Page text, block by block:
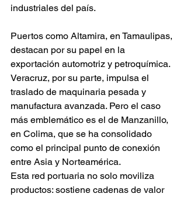
industriales del país.
Puertos como Altamira, en Tamaulipas,
destacan por su papel en la
exportación automotriz y petroquímica.
Veracruz, por su parte, impulsa el
traslado de maquinaria pesada y
manufactura avanzada. Pero el caso
más emblemático es el de Manzanillo,
en Colima, que se ha consolidado
como el principal punto de conexión
entre Asia y Norteamérica.
Esta red portuaria no solo moviliza
productos: sostiene cadenas de valor